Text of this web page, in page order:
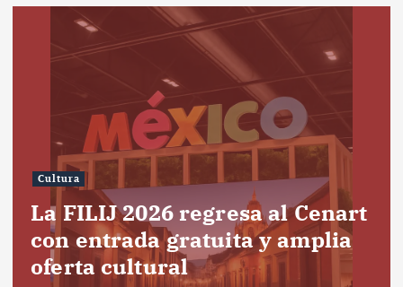
Cultura
La FILIJ 2026 regresa al Cenart
con entrada gratuita y amplia
oferta cultural